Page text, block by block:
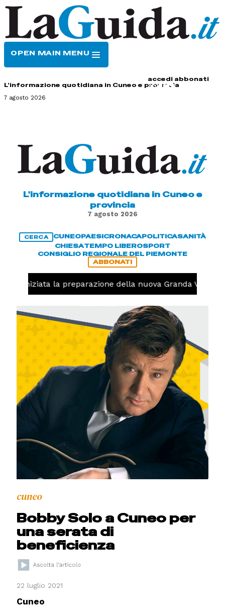
OPEN MAIN MENU
accedi abbonati
L'informazione quotidiana in Cuneo e provincia
7 agosto 2026
L'informazione quotidiana in Cuneo e
provincia
7 agosto 2026
CERCA CUNEOPAESICRONACAPOLITICASANITÀ
CHIESATEMPO LIBEROSPORT
CONSIGLIO REGIONALE DEL PIEMONTE
ABBONATI
iniziata la preparazione della nuova Granda Volley
cuneo
Bobby Solo a Cuneo per
una serata di
beneficienza
22 luglio 2021
Cuneo